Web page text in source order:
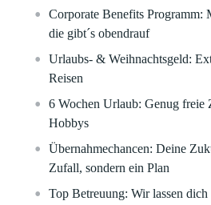
Corporate Benefits Programm:
die gibt´s obendrauf
Urlaubs- & Weihnachtsgeld:
Reisen
6 Wochen Urlaub: Genug freie
Hobbys
Übernahmechancen: Deine
Zufall, sondern ein Plan
Top Betreuung:Wir lassen